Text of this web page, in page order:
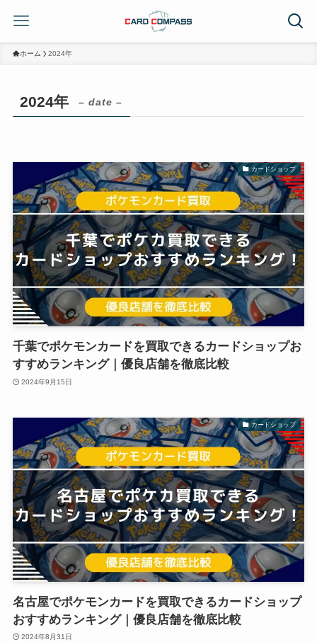
ホーム 2024年
2024年 – date –
カードショップ
千葉でポケモンカードを買取できるカードショップお
すすめランキング｜優良店舗を徹底比較
2024年9月15日
カードショップ
名古屋でポケモンカードを買取できるカードショップ
おすすめランキング｜優良店舗を徹底比較
2024年8月31日